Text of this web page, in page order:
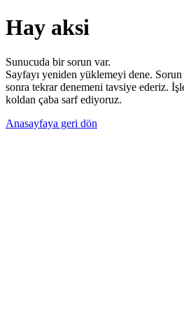
Hay aksi
Sunucuda bir sorun var.
Sayfayı yeniden yüklemeyi dene.
sonra tekrar denemeni tavsiye ederiz.
koldan çaba sarf ediyoruz.
Anasayfaya geri dön